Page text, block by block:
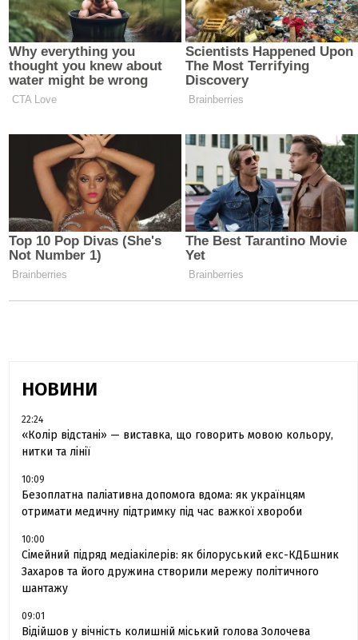
НОВИНИ
22:24
«Колір відстані» — виставка, що говорить мовою кольору,
нитки та лінії
10:09
Безоплатна паліативна допомога вдома: як українцям
отримати медичну підтримку під час важкої хвороби
10:00
Сімейний підряд медіакілерів: як білоруський екс-КДБшник
Захаров та його дружина створили мережу політичного
шантажу
09:01
Відійшов у вічність колишній міський голова Золочева